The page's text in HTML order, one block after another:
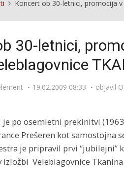
Koncert ob 30-letnici, promocija
30-letnici,
19.02.2009 08:33 objavil
je po osemletni prekinitvi
Prešeren kot samostojna
je pripravil prvi
Veleblagovnice Tkanina.